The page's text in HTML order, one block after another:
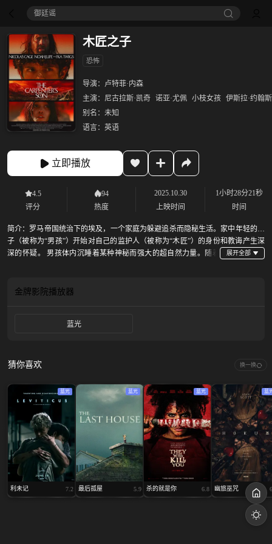
御廷谣‎
木匠之子
恐怖
导演： 卢特菲·内森
主演： 尼古拉斯·凯奇 诺亚·尤佩 小枝女孩 伊斯拉·约翰
别名： 未知
语言： 英语
立即播放
4.5
评分
94
热度
2025.10.30
上映时间
1小时28分21秒
时间
简介： 罗马帝国统治下的埃及，一个家庭为躲避追杀而隐秘生活。家中年轻的儿
子（被称为“男孩”）开始对自己的监护人（被称为“木匠”）的身份和教诲产生深
深的怀疑。 男孩体内沉睡着某种神秘而强大的超自然力量。随着
要遭遇因亵渎神明而引发的、超越自然规律的恐怖现象：尼罗河水逆流、沙暴中
金牌影院播放器
蓝光
猜你喜欢 换一换
蓝光
利未记 7.2
蓝光
最后孤屋 5.9
蓝光
杀的就是你 6.8
蓝
幽旅巫咒